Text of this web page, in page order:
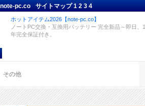
pc.co サイトマップ1234
ホットアイテム2026【note-pc.co】
ノートPC交換・互換用バッテリー 完全新品～即日、1
年完全保証付き。
その他